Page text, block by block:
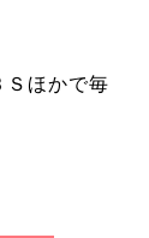
ほかで毎